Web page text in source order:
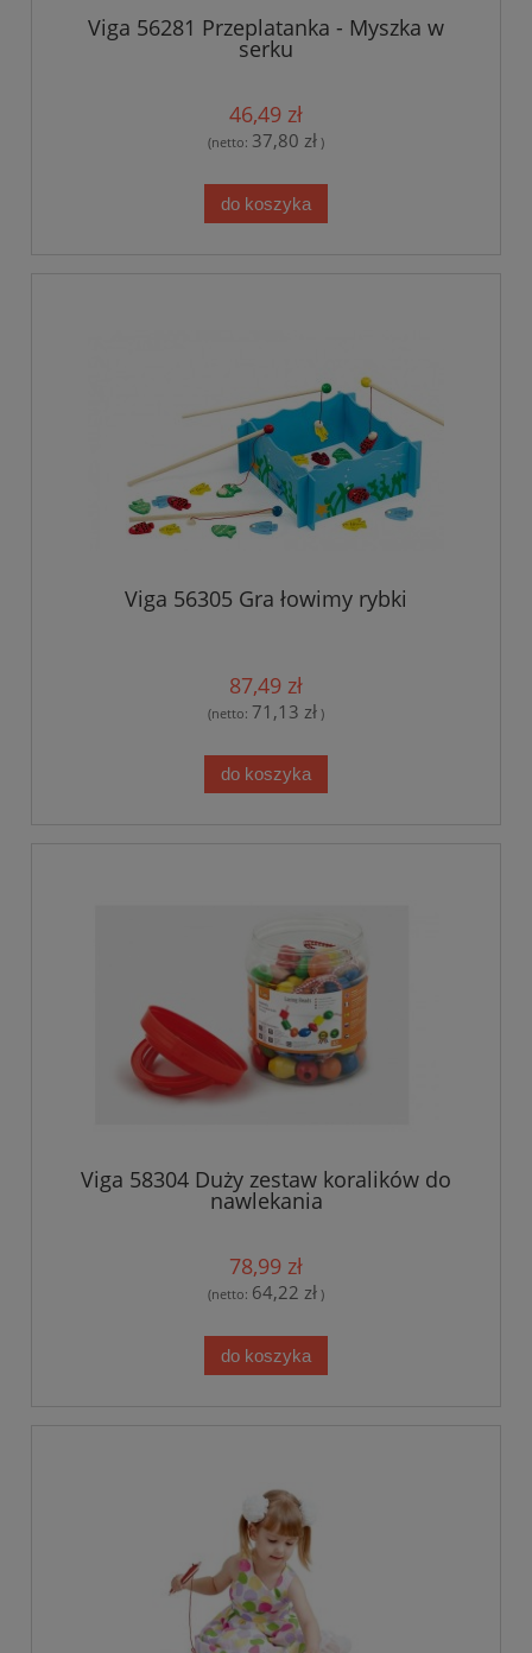
Viga 56281 Przeplatanka - Myszka w
serku
46,49 zł
(netto: 37,80 zł )
do koszyka
Viga 56305 Gra łowimy rybki
87,49 zł
(netto: 71,13 zł )
do koszyka
Viga 58304 Duży zestaw koralików do
nawlekania
78,99 zł
(netto: 64,22 zł )
do koszyka